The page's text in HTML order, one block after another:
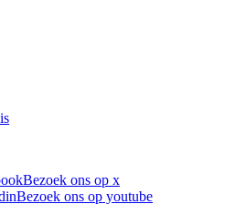
Bezoek ons op x
Bezoek ons op youtube